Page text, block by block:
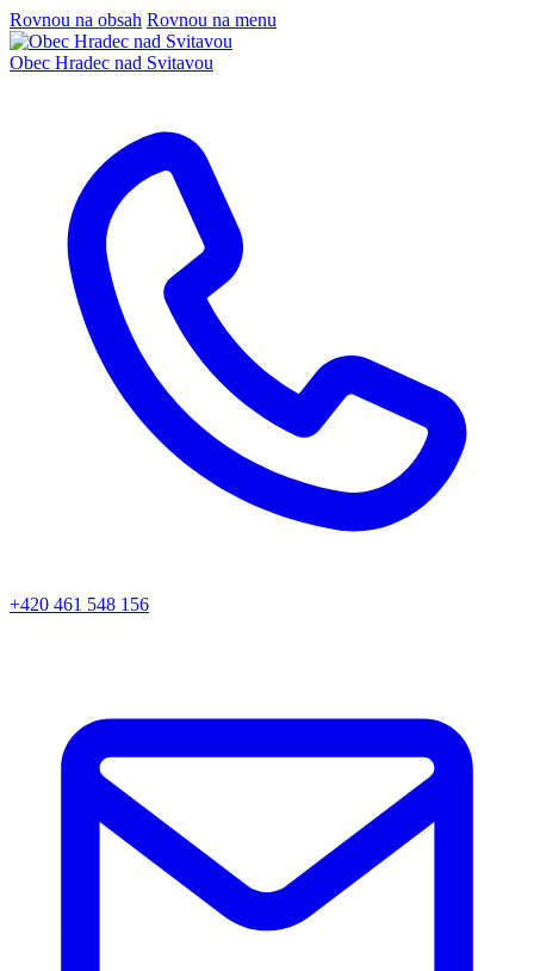
Rovnou na obsah Rovnou na menu
Obec Hradec nad Svitavou
+420 461 548 156